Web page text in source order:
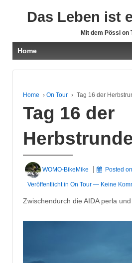
Das Leben ist
Mit dem Pössl on
Home
Home › On Tour › Tag 16 der
Tag 16 der
WOMO-BikeMike Posted
Veröffentlicht in On Tour — Keine
Zwischendurch die AIDA perla